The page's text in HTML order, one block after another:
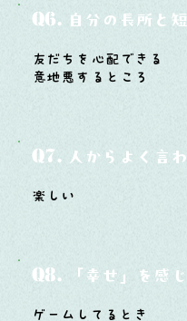
Q6. 自分の長所と
友だちを心配できる
意地悪するところ
Q7. 人からよく言
楽しい
Q8. 「幸せ」を感
ゲームしてるとき